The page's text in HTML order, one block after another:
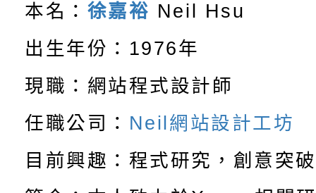
表
敬師藝文競賽』實施計
【甄選結果(第13招)】
學年度第1學期第7次代
結果(第13招)
【甄選結果(第5招)】
學年度第1學期第9次代
結果(第5招)
【甄選結果(第4招)】
學年度第1學期第9次
【甄選結果(第12招)】
轉知：桃園市115學年
本名： 徐嘉裕 Neil Hsu
出生年份：1976年
現職：網站程式設計師
任職公司： Neil網站設計工坊
目前興趣：程式研究，創意突